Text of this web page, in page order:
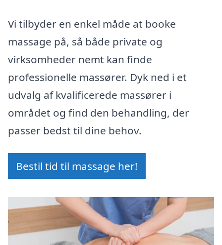
Vi tilbyder en enkel måde at booke
massage på, så både private og
virksomheder nemt kan finde
professionelle massører. Dyk ned i et
udvalg af kvalificerede massører i
området og find den behandling, der
passer bedst til dine behov.
Bestil tid til massage her!